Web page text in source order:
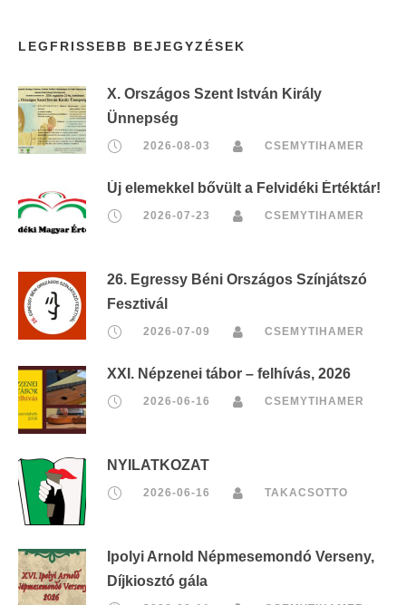
LEGFRISSEBB BEJEGYZÉSEK
X. Országos Szent István Király
Ünnepség
2026-08-03 CSEMYTIHAMER
Új elemekkel bővült a Felvidéki Értéktár!
2026-07-23 CSEMYTIHAMER
26. Egressy Béni Országos Színjátszó
Fesztivál
2026-07-09 CSEMYTIHAMER
XXI. Népzenei tábor – felhívás, 2026
2026-06-16 CSEMYTIHAMER
NYILATKOZAT
2026-06-16 TAKACSOTTO
Ipolyi Arnold Népmesemondó Verseny,
Díjkiosztó gála